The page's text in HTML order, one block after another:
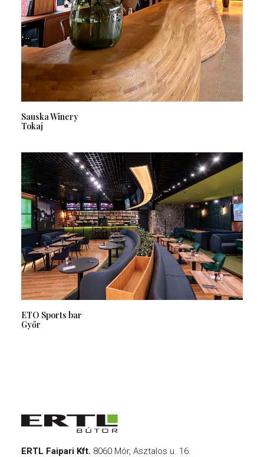
Sauska Winery
Tokaj
ETO Sports bar
Győr
ERTL Faipari Kft. 8060 Mór, Asztalos u. 16.